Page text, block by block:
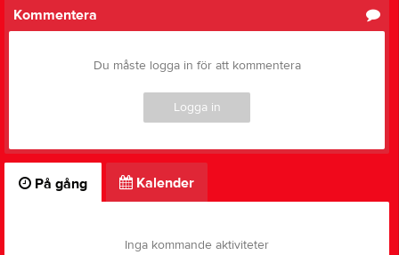
Kommentera
Du måste logga in för att kommentera
Logga in
På gång Kalender
Inga kommande aktiviteter